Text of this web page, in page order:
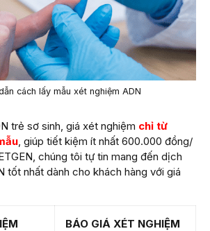
cách lấy mẫu xét nghiệm ADN
trẻ sơ sinh, giá xét nghiệm chỉ từ
, giúp tiết kiệm ít nhất 600.000 đồng/
chúng tôi tự tin mang đến dịch
tốt nhất dành cho khách hàng với giá
BÁO GIÁ XÉT NGHIỆM